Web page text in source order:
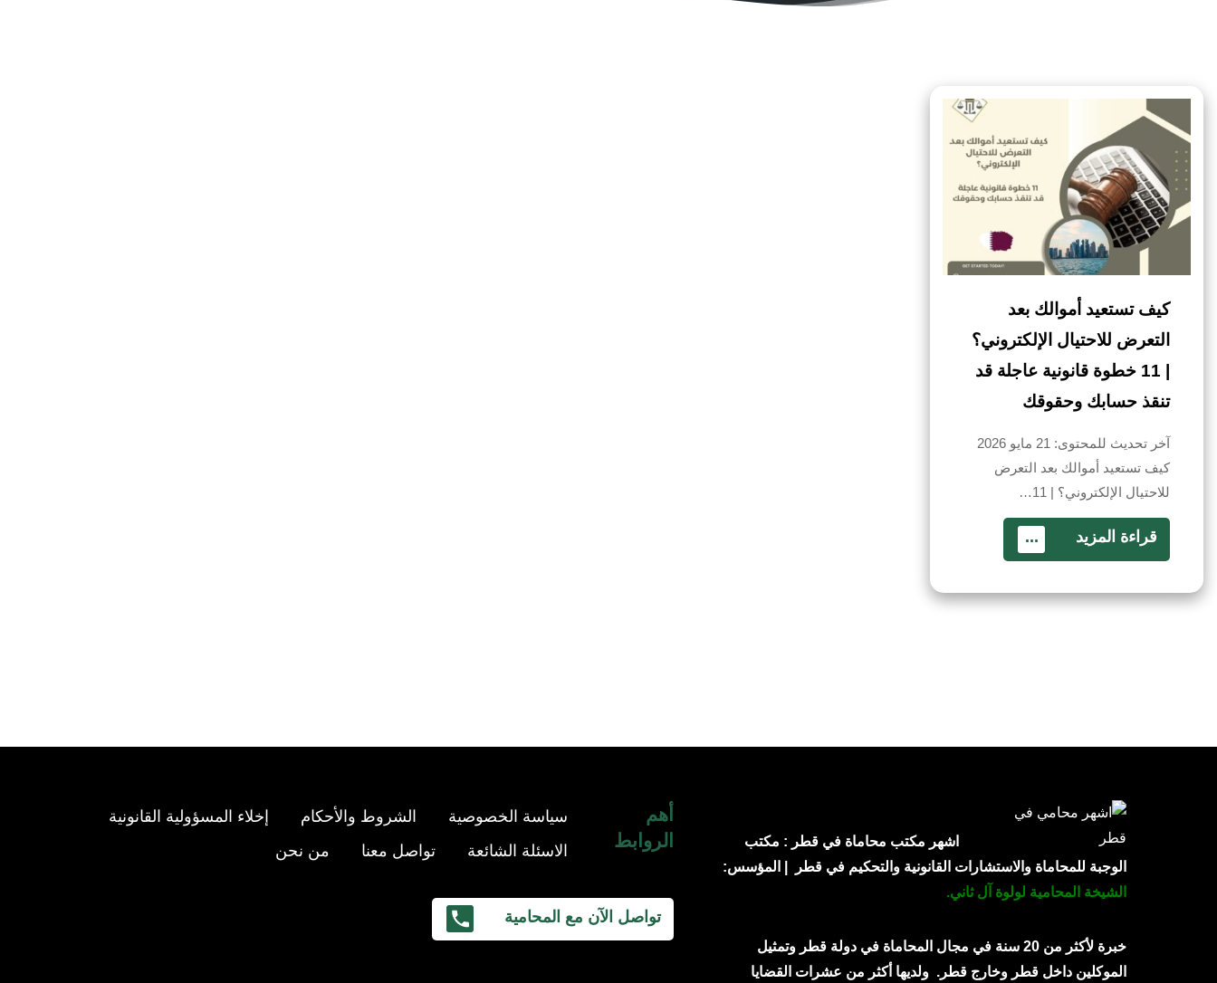
كيف تستعيد أموالك بعد
التعرض للاحتيال الإلكتروني؟
| 11 خطوة قانونية عاجلة قد
تنقذ حسابك وحقوقك
آخر تحديث للمحتوى: 21 مايو 2026
كيف تستعيد أموالك بعد التعرض
للاحتيال الإلكتروني؟ | 11…
قراءة المزيد ...
اشهر مكتب محاماة في قطر : مكتب
الوجبة للمحاماة والاستشارات القانونية والتحكيم في قطر | المؤسس:
الشيخة المحامية لولوة آل ثاني.
خبرة لأكثر من 20 سنة في مجال المحاماة في دولة قطر وتمثيل
الموكلين داخل قطر وخارج قطر. ولديها أكثر من عشرات القضايا
أهم
الروابط
سياسة الخصوصية الشروط والأحكام
إخلاء المسؤولية القانونية
الاسئلة الشائعة
تواصل معنا من نحن
تواصل الآن مع المحامية